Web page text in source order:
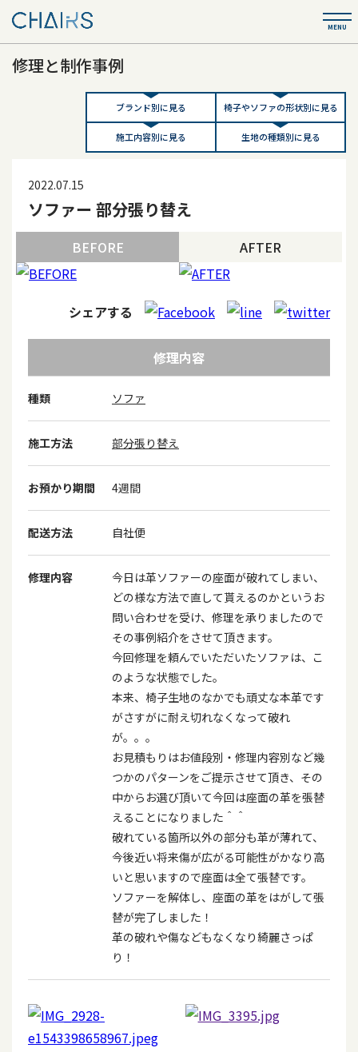
修理と制作事例
ブランド別に見る 椅子やソファの形状別に見る
施工内容別に見る 生地の種類別に見る
2022.07.15
ソファー 部分張り替え
BEFORE AFTER
シェアする
修理内容
種類 ソファ
施工方法 部分張り替え
お預かり期間 4週間
配送方法 自社便
修理内容
今日は革ソファーの座面が破れてしまい、
どの様な方法で直して貰えるのかというお
問い合わせを受け、修理を承りましたので
その事例紹介をさせて頂きます。
今回修理を頼んでいただいたソファは、こ
のような状態でした。
本来、椅子生地のなかでも頑丈な本革です
がさすがに耐え切れなくなって破れ
が。。。
お見積もりはお値段別・修理内容別など幾
つかのパターンをご提示させて頂き、その
中からお選び頂いて今回は座面の革を張替
えることになりました＾＾
破れている箇所以外の部分も革が薄れて、
今後近い将来傷が広がる可能性がかなり高
いと思いますので座面は全て張替です。
ソファーを解体し、座面の革をはがして張
替が完了しました！
革の破れや傷などもなくなり綺麗さっぱ
り！